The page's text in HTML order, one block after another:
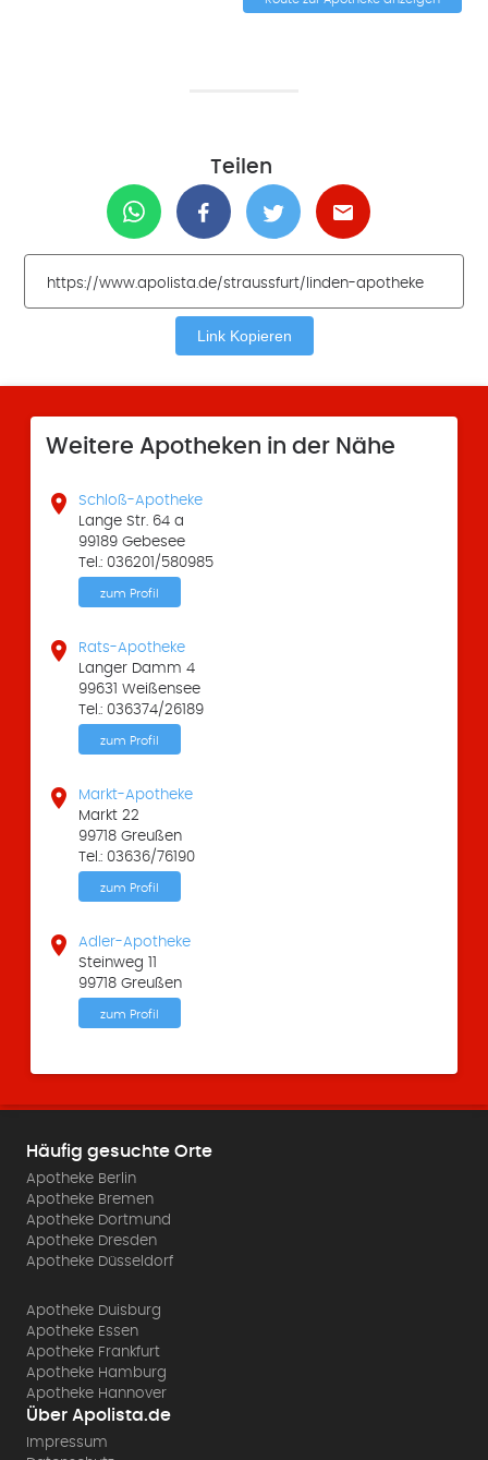
Teilen
Link Kopieren
Weitere Apotheken in der Nähe

Schloß-Apotheke
Lange Str. 64 a
99189 Gebesee
Tel.: 036201/580985
zum Profil

Rats-Apotheke
Langer Damm 4
99631 Weißensee
Tel.: 036374/26189
zum Profil

Markt-Apotheke
Markt 22
99718 Greußen
Tel.: 03636/76190
zum Profil

Adler-Apotheke
Steinweg 11
99718 Greußen
zum Profil
Häufig gesuchte Orte
Apotheke Berlin
Apotheke Bremen
Apotheke Dortmund
Apotheke Dresden
Apotheke Düsseldorf
Apotheke Duisburg
Apotheke Essen
Apotheke Frankfurt
Apotheke Hamburg
Apotheke Hannover
Über Apolista.de
Impressum